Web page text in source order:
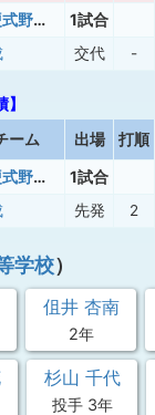
第27回全国高等学校女子硬式野球選抜大会 1試合
交代 -
ーム 出場 打順
第27回全国高等学校女子硬式野球選抜大会 1試合
先発 2
学校）
伹井 杏南
2年
杉山 千代
投手 3年